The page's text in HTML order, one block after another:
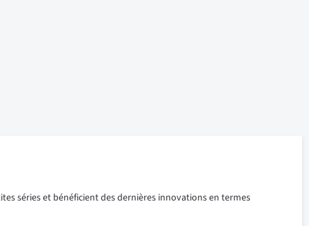
séries et bénéficient des dernières innovations en termes